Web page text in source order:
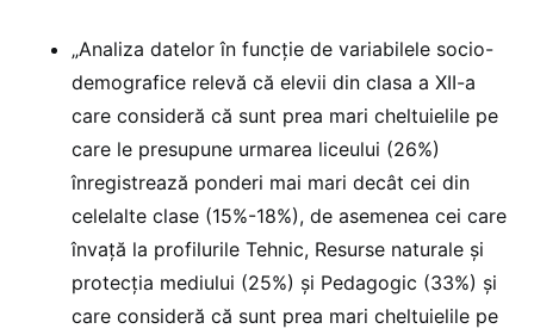
„Analiza datelor în funcție de variabilele socio-
demografice relevă că elevii din clasa a XII-a
care consideră că sunt prea mari cheltuielile pe
care le presupune urmarea liceului (26%)
înregistrează ponderi mai mari decât cei din
celelalte clase (15%-18%), de asemenea cei care
învață la profilurile Tehnic, Resurse naturale și
protecția mediului (25%) și Pedagogic (33%) și
care consideră că sunt prea mari cheltuielile pe